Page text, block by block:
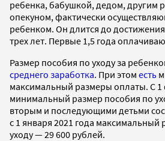
ребенка, бабушкой, дедом, другим
опекуном, фактически
ребенком. Он длится до
трех лет. Первые 1,5 года
Размер пособия по уходу за
среднего заработка. При этом есть
максимальный размеры оплаты. С 1
минимальный размер пособия по
вторым и последующими детьми
с 1 января 2021 года максимальный
уходу — 29 600 рублей.